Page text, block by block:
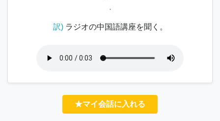
.
訳)ラジオの中国語講座を聞く。
★マイ会話に入れる